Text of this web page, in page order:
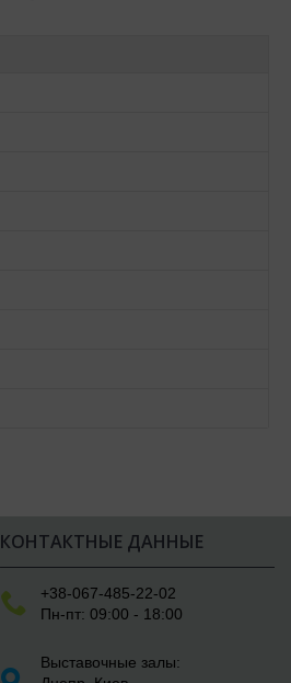
КОНТАКТНЫЕ ДАННЫЕ
+38-067-485-22-02
Пн-пт: 09:00 - 18:00
Выставочные залы: